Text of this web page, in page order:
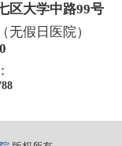
区大学中路99号
无假日医院）